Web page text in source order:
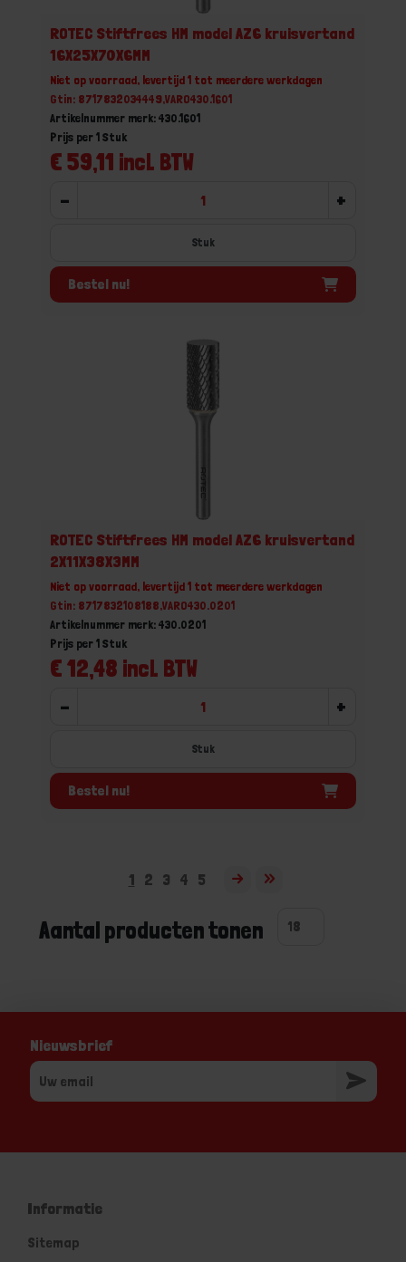
ROTEC Stiftfrees HM model AZ6 kruisvertand
16X25X70X6MM
Niet op voorraad, levertijd 1 tot meerdere werkdagen
Gtin: 8717832034449,VARO430.1601
Artikelnummer merk: 430.1601
€ 59,11 incl. BTW
Prijs per 1 Stuk
- +
Stuk
Bestel nu!
ROTEC Stiftfrees HM model AZ6 kruisvertand
2X11X38X3MM
Niet op voorraad, levertijd 1 tot meerdere werkdagen
Gtin: 8717832108188,VARO430.0201
Artikelnummer merk: 430.0201
€ 12,48 incl. BTW
Prijs per 1 Stuk
- +
Stuk
Bestel nu!
1 2 3 4 5
Aantal producten tonen
Nieuwsbrief
Informatie
Sitemap